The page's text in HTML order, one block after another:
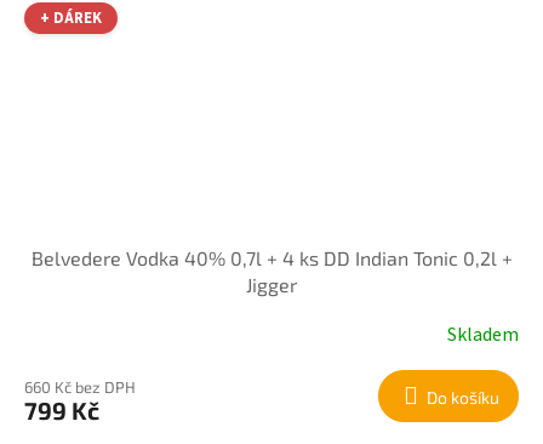
+ DÁREK
Belvedere Vodka 40% 0,7l + 4 ks DD Indian Tonic 0,2l +
Jigger
Skladem
660 Kč bez DPH
799 Kč Do košíku